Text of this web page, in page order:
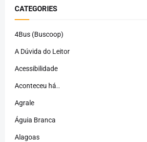
CATEGORIES
4Bus (Buscoop)
A Dúvida do Leitor
Acessibilidade
Aconteceu há..
Agrale
Águia Branca
Alagoas